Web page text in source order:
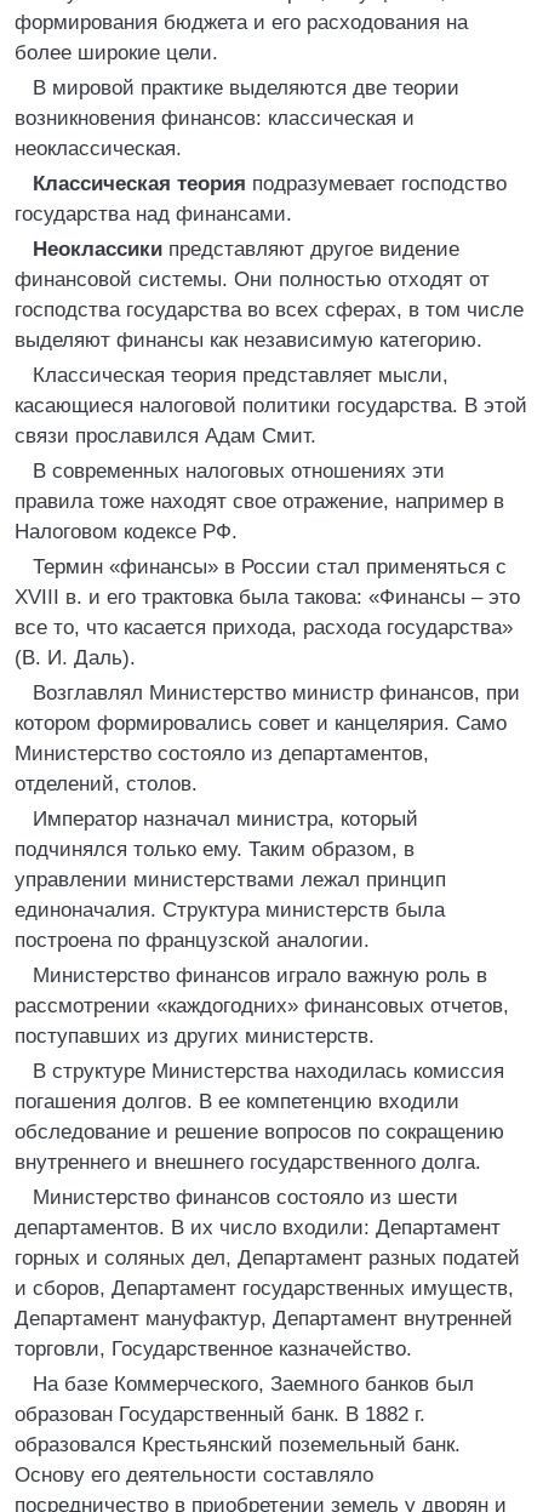
формирования бюджета и его расходования на
более широкие цели.
В мировой практике выделяются две теории
возникновения финансов: классическая и
неоклассическая.
Классическая теория подразумевает господство
государства над финансами.
Неоклассики представляют другое видение
финансовой системы. Они полностью отходят от
господства государства во всех сферах, в том числе
выделяют финансы как независимую категорию.
Классическая теория представляет мысли,
касающиеся налоговой политики государства. В этой
связи прославился Адам Смит.
В современных налоговых отношениях эти
правила тоже находят свое отражение, например в
Налоговом кодексе РФ.
Термин «финансы» в России стал применяться с
XVIII в. и его трактовка была такова: «Финансы – это
все то, что касается прихода, расхода государства»
(В. И. Даль).
Возглавлял Министерство министр финансов, при
котором формировались совет и канцелярия. Само
Министерство состояло из департаментов,
отделений, столов.
Император назначал министра, который
подчинялся только ему. Таким образом, в
управлении министерствами лежал принцип
единоначалия. Структура министерств была
построена по французской аналогии.
Министерство финансов играло важную роль в
рассмотрении «каждогодних» финансовых отчетов,
поступавших из других министерств.
В структуре Министерства находилась комиссия
погашения долгов. В ее компетенцию входили
обследование и решение вопросов по сокращению
внутреннего и внешнего государственного долга.
Министерство финансов состояло из шести
департаментов. В их число входили: Департамент
горных и соляных дел, Департамент разных податей
и сборов, Департамент государственных имуществ,
Департамент мануфактур, Департамент внутренней
торговли, Государственное казначейство.
На базе Коммерческого, Заемного банков был
образован Государственный банк. В 1882 г.
образовался Крестьянский поземельный банк.
Основу его деятельности составляло
посредничество в приобретении земель у дворян и